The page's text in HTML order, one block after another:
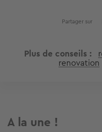
Partager sur
Plus de conseils
renovation
A la une !